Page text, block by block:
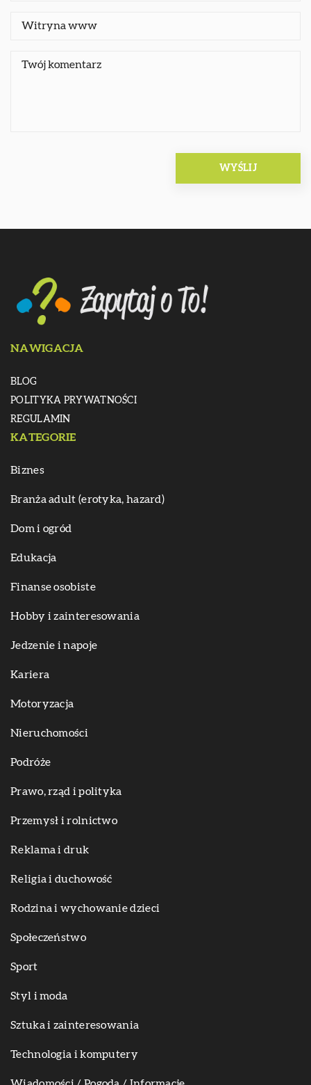
NAWIGACJA
BLOG
POLITYKA PRYWATNOŚCI
REGULAMIN
KATEGORIE
Biznes
Branża adult (erotyka, hazard)
Dom i ogród
Edukacja
Finanse osobiste
Hobby i zainteresowania
Jedzenie i napoje
Kariera
Motoryzacja
Nieruchomości
Podróże
Prawo, rząd i polityka
Przemysł i rolnictwo
Reklama i druk
Religia i duchowość
Rodzina i wychowanie dzieci
Społeczeństwo
Sport
Styl i moda
Sztuka i zainteresowania
Technologia i komputery